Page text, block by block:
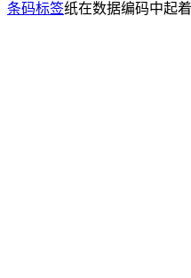
条码标签纸在数据编码中起